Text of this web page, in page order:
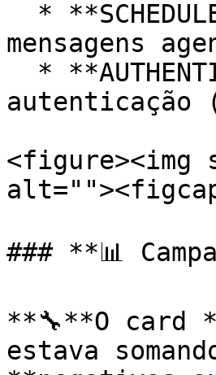
mensagens
autenticação
<figure><img
### **📊
**🔧**O card
estava